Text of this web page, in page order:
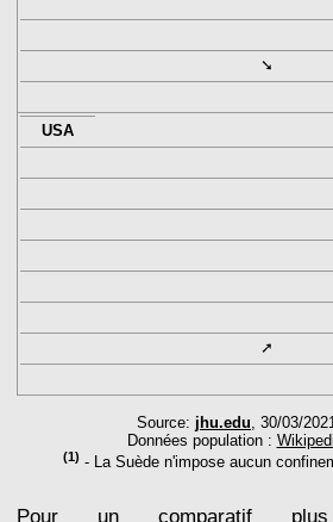
➘
USA
➚
Source: jhu.edu, 30/03/
Données population :
(1) - La Suède n'impose aucun
Pour un comparatif